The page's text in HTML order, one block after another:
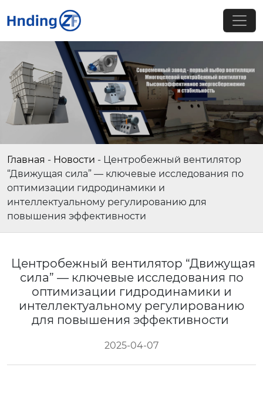
Главная - Новости - Центробежный вентилятор
“Движущая сила” — ключевые исследования по
оптимизации гидродинамики и
интеллектуальному регулированию для
повышения эффективности
Центробежный вентилятор “Движущая
сила” — ключевые исследования по
оптимизации гидродинамики и
интеллектуальному регулированию
для повышения эффективности
2025-04-07